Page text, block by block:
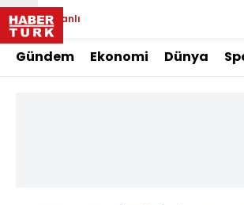
Canlı
Gündem Ekonomi Dünya